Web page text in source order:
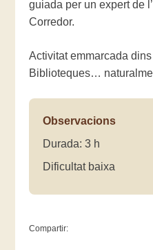
guiada per un expert de
Corredor.
Activitat emmarcada
Biblioteques…
Observacions
Durada: 3 h
Dificultat baixa
Compartir: